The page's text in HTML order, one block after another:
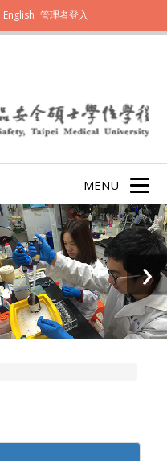
English 管理者登入
MENU
›